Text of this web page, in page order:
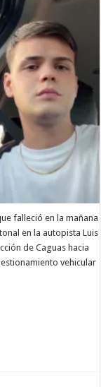
falleció en la mañana
en la autopista Luis
de Caguas hacia
vehicular